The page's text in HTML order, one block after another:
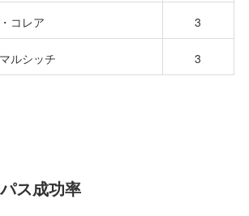
コレア 3
ルシッチ 3
ス成功率